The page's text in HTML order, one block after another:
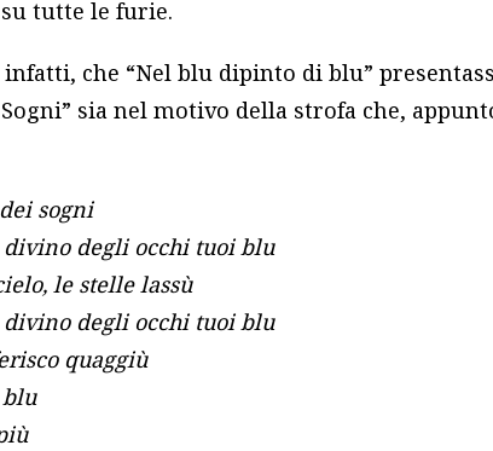
su tutte le furie.
che “Nel blu dipinto di blu”
sia nel motivo della strofa che,
sogni
divino degli occhi tuoi blu
le stelle lassù
divino degli occhi tuoi blu
quaggiù